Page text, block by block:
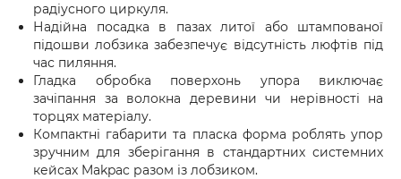
радіусного циркуля.
Надійна посадка в пазах литої або штампованої
підошви лобзика забезпечує відсутність люфтів під
час пиляння.
Гладка обробка поверхонь упора виключає
зачіпання за волокна деревини чи нерівності на
торцях матеріалу.
Компактні габарити та пласка форма роблять упор
зручним для зберігання в стандартних системних
кейсах Makpac разом із лобзиком.